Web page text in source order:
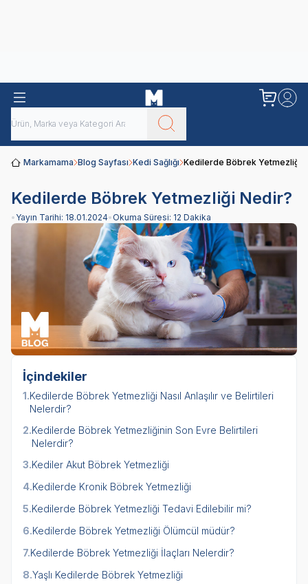
Markamama Blog Sayfası Kedi Sağlığı Kedilerde Böbrek Yetmezliği
Kedilerde Böbrek Yetmezliği Nedir?
• Yayın Tarihi: 18.01.2024•Okuma Süresi: 12 Dakika
İçindekiler
1.Kedilerde Böbrek Yetmezliği Nasıl Anlaşılır ve Belirtileri
Nelerdir?
2.Kedilerde Böbrek Yetmezliğinin Son Evre Belirtileri
Nelerdir?
3.Kediler Akut Böbrek Yetmezliği
4.Kedilerde Kronik Böbrek Yetmezliği
5.Kedilerde Böbrek Yetmezliği Tedavi Edilebilir mi?
6.Kedilerde Böbrek Yetmezliği Ölümcül müdür?
7.Kedilerde Böbrek Yetmezliği İlaçları Nelerdir?
8.Yaşlı Kedilerde Böbrek Yetmezliği